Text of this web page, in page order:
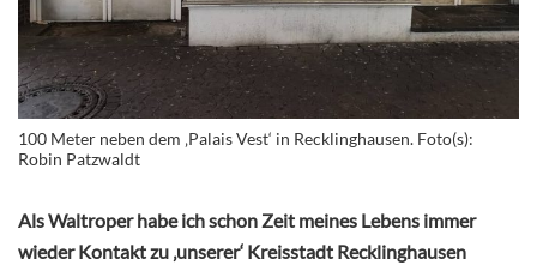
100 Meter neben dem ‚Palais Vest‘ in Recklinghausen. Foto(s):
Robin Patzwaldt
Als Waltroper habe ich schon Zeit meines Lebens immer
wieder Kontakt zu ‚unserer‘ Kreisstadt Recklinghausen